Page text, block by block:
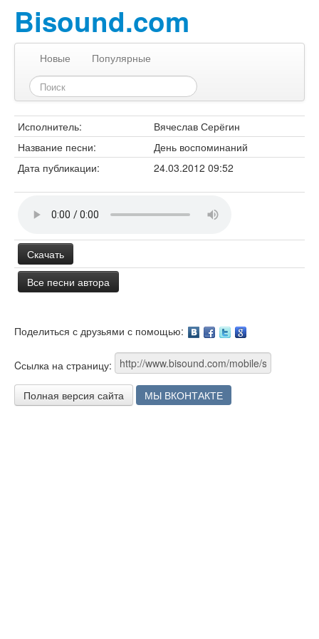
Bisound.com
Новые Популярные
Исполнитель:
Вячеслав Серёгин
Название песни:
День воспоминаний
Дата публикации:
24.03.2012 09:52
Скачать
Все песни автора
Поделиться с друзьями с помощью:
Cсылка на страницу:
Полная версия сайта МЫ ВКОНТАКТЕ